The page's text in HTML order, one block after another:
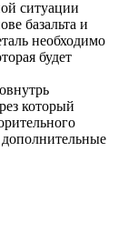
ситуации
базальта и
необходимо
будет
который
дополнительные